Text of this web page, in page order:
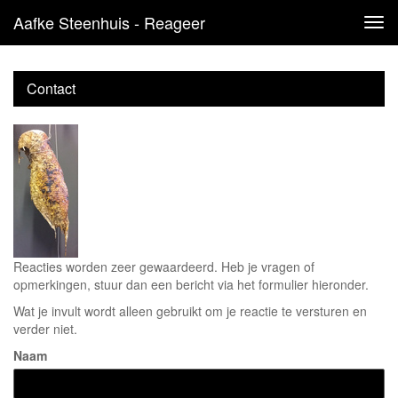
Aafke Steenhuis - Reageer
Contact
Reacties worden zeer gewaardeerd. Heb je vragen of
opmerkingen, stuur dan een bericht via het formulier hieronder.
Wat je invult wordt alleen gebruikt om je reactie te versturen en
verder niet.
Naam